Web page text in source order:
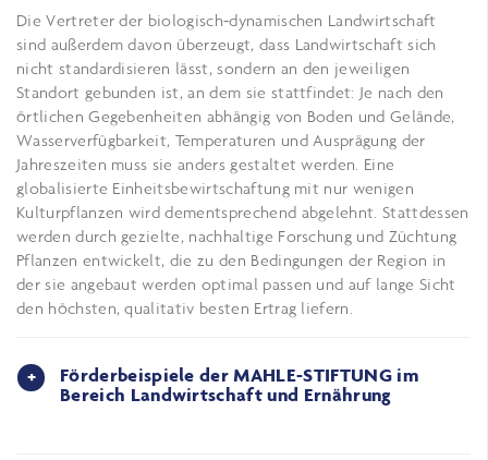
Die Vertreter der biologisch-dynamischen Landwirtschaft
sind außerdem davon überzeugt, dass Landwirtschaft sich
nicht standardisieren lässt, sondern an den jeweiligen
Standort gebunden ist, an dem sie stattfindet: Je nach den
örtlichen Gegebenheiten abhängig von Boden und Gelände,
Wasserverfügbarkeit, Temperaturen und Ausprägung der
Jahreszeiten muss sie anders gestaltet werden. Eine
globalisierte Einheitsbewirtschaftung mit nur wenigen
Kulturpflanzen wird dementsprechend abgelehnt. Stattdessen
werden durch gezielte, nachhaltige Forschung und Züchtung
Pflanzen entwickelt, die zu den Bedingungen der Region in
der sie angebaut werden optimal passen und auf lange Sicht
den höchsten, qualitativ besten Ertrag liefern.
Förderbeispiele der MAHLE-STIFTUNG im
Bereich Landwirtschaft und Ernährung